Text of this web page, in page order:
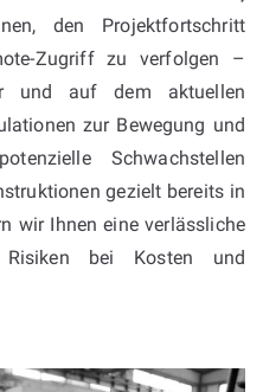
den Projektfortschritt
Zugriff zu verfolgen –
und auf dem aktuellen
zur Bewegung und
Schwachstellen
gezielt bereits in
wir Ihnen eine verlässliche
bei Kosten und